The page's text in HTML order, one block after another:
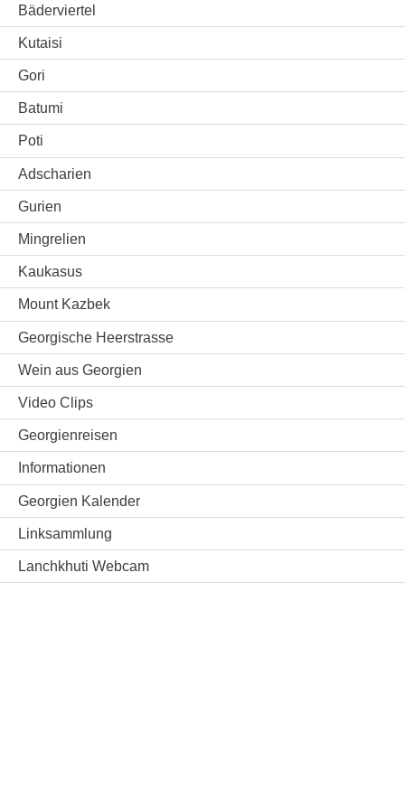
Bäderviertel
Kutaisi
Gori
Batumi
Poti
Adscharien
Gurien
Mingrelien
Kaukasus
Mount Kazbek
Georgische Heerstrasse
Wein aus Georgien
Video Clips
Georgienreisen
Informationen
Georgien Kalender
Linksammlung
Lanchkhuti Webcam